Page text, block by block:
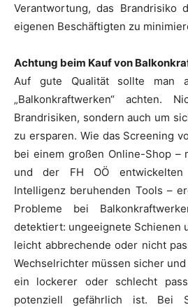
Verantwortung, das Brandrisiko
eigenen Beschäftigten zu
Achtung beim Kauf von
Auf gute Qualität sollte man
„Balkonkraftwerken“ achten.
Brandrisiken, sondern auch um
zu ersparen. Wie das Screening
bei einem großen Online-Shop –
und der FH OÖ
Intelligenz beruhenden Tools –
Probleme bei
detektiert: ungeeignete Schienen
leicht abbrechende oder nicht
Wechselrichter müssen sicher
ein lockerer oder schlecht
potenziell gefährlich ist. Bei